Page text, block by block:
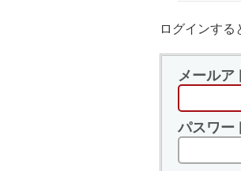
ログインする
メールア
パスワー